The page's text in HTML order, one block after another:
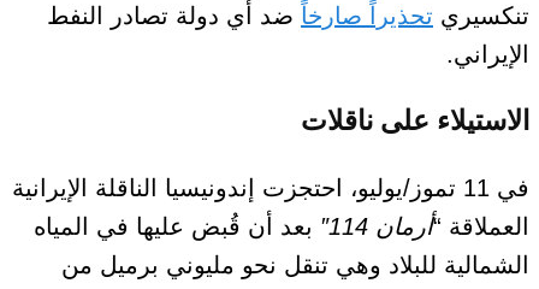
تنكسيري تحذيراً صارخاً ضد أي دولة تصادر النفط
الإيراني.
الاستيلاء على ناقلات
في 11 تموز/يوليو، احتجزت إندونيسيا الناقلة الإيرانية
العملاقة “أرمان 114″
بعد أن قُبض عليها في المياه
الشمالية للبلاد وهي تنقل نحو مليوني برميل من